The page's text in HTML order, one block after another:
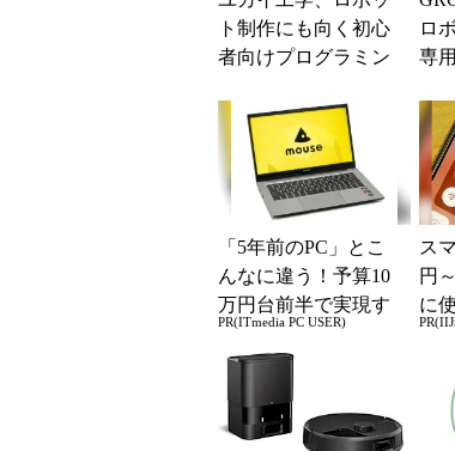
ト制作にも向く初心
者向けプログラミン
ボード」
ロ
専
追
「5年前のPC」とこ
んなに違う！予算10
万円台前半で実現す
る快適PCライフ
PR(ITmedia PC USER)
ス
円
に
実